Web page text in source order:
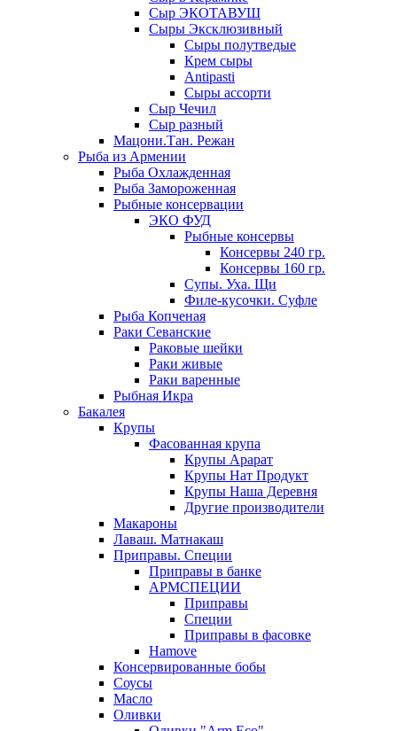
Сыр ЭКОТАВУШ
Сыры Эксклюзивный
Сыры полутведые
Крем сыры
Antipasti
Сыры ассорти
Сыр Чечил
Сыр разный
Мацони.Тан. Режан
Рыба из Армении
Рыба Охлажденная
Рыба Замороженная
Рыбные консервации
ЭКО ФУД
Рыбные консервы
Консервы 240 гр.
Консервы 160 гр.
Супы. Уха. Щи
Филе-кусочки. Суфле
Рыба Копченая
Раки Севанские
Раковые шейки
Раки живые
Раки варенные
Рыбная Икра
Бакалея
Крупы
Фасованная крупа
Крупы Арарат
Крупы Нат Продукт
Крупы Наша Деревня
Другие производители
Макароны
Лаваш. Матнакаш
Приправы. Специи
Приправы в банке
АРМСПЕЦИИ
Приправы
Специи
Приправы в фасовке
Hamove
Консервированные бобы
Соусы
Масло
Оливки